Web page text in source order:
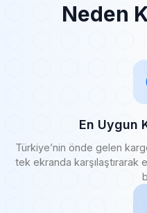
Neden
En Uygun
Türkiye’nin önde gelen
tek ekranda